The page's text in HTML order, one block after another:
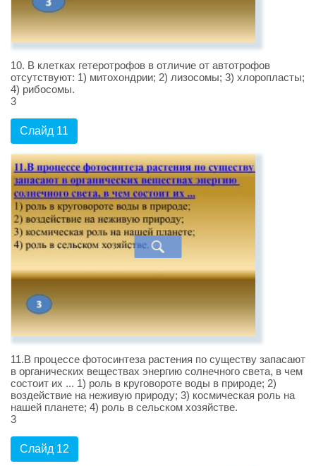
10. В клетках гетеротрофов в отличие от автотрофов
отсутствуют: 1) митохондрии; 2) лизосомы; 3) хлоропласты;
4) рибосомы.
3
Слайд 11
11.В процессе фотосинтеза растения по существу запасают
в органических веществах энергию солнечного света, в чем
состоит их ... 1) роль в круговороте воды в природе; 2)
воздействие на неживую природу; 3) космическая роль на
нашей планете; 4) роль в сельском хозяйстве.
3
Слайд 12